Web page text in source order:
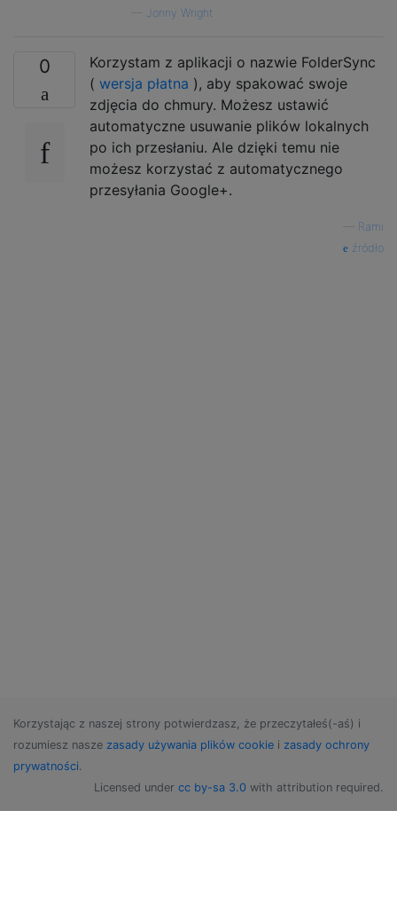
Jonny Wright
0
Korzystam z aplikacji o nazwie FolderSync
( wersja płatna ), aby spakować swoje
zdjęcia do chmury. Możesz ustawić
automatyczne usuwanie plików lokalnych
po ich przesłaniu. Ale dzięki temu nie
możesz korzystać z automatycznego
przesyłania Google+.
Rami
źródło
Korzystając z naszej strony potwierdzasz, że przeczytałeś(-aś) i
rozumiesz nasze zasady używania plików cookie i zasady ochrony
prywatności.
Licensed under cc by-sa 3.0 with attribution required.